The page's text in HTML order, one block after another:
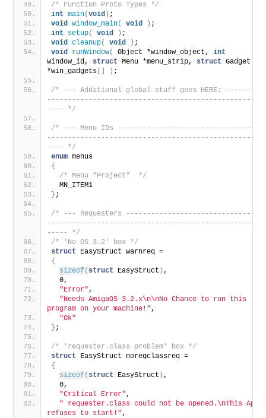
/* Function Proto Types */
int main(void ) ;
void window_main( void ) ;
int
setup( void ) ;
void cleanup( void ) ;
void runWindow( Object *window_object, int
window_id, struct Menu *menu_strip, struct Gadget
*win_gadgets
) ;
/* --- Additional global stuff goes HERE: --------
---------------------------------------------------
---- */
/* --- Menu IDs ----------------------------------
---------------------------------------------------
---- */
enum menus
{
/* Menu "Project"  */
  MN_ITEM1
} ;
/* --- Requesters --------------------------------
---------------------------------------------------
----- */
/* 'No OS 3.2' box */
struct EasyStruct warnreq =
{
sizeof( struct EasyStruct ) ,
  0,
"Error",
"Needs AmigaOS 3.2.x\n\nNo Chance to run this
program on your machine!",
"Ok"
} ;
/* 'requester.class problem' box */
struct EasyStruct noreqclassreq =
{
sizeof( struct EasyStruct ) ,
  0,
"Critical Error",
" requester.class could not be opened.\nThis App
refuses to start!",